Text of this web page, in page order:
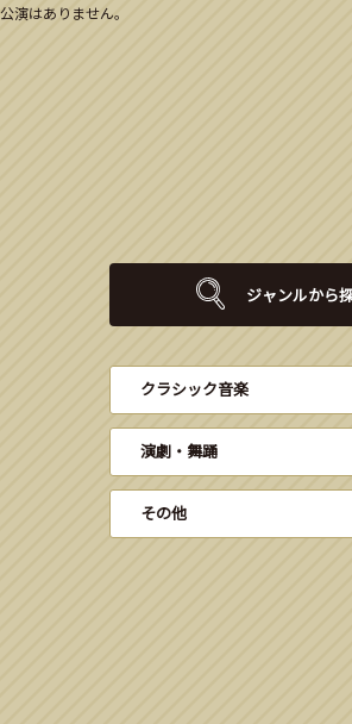
演はありません。
ジャンルから
クラシック音楽
演劇・舞踊
その他